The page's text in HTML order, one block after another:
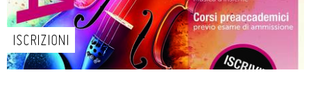
ISCRIZIONI